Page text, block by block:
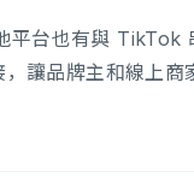
台也有與 TikTok
讓品牌主和線上商